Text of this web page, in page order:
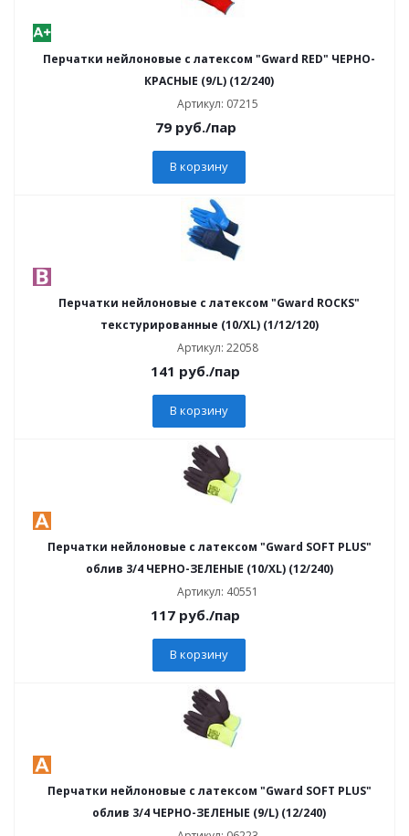
Перчатки нейлоновые с латексом "Gward RED" ЧЕРНО-
КРАСНЫЕ (9/L) (12/240)
Артикул: 07215
79руб./пар
В корзину
Перчатки нейлоновые с латексом "Gward ROCKS"
текстурированные (10/XL) (1/12/120)
Артикул: 22058
141 руб./пар
В корзину
Перчатки нейлоновые с латексом "Gward SOFT PLUS"
облив 3/4 ЧЕРНО-ЗЕЛЕНЫЕ (10/XL) (12/240)
Артикул: 40551
117 руб./пар
В корзину
Перчатки нейлоновые с латексом "Gward SOFT PLUS"
облив 3/4 ЧЕРНО-ЗЕЛЕНЫЕ (9/L) (12/240)